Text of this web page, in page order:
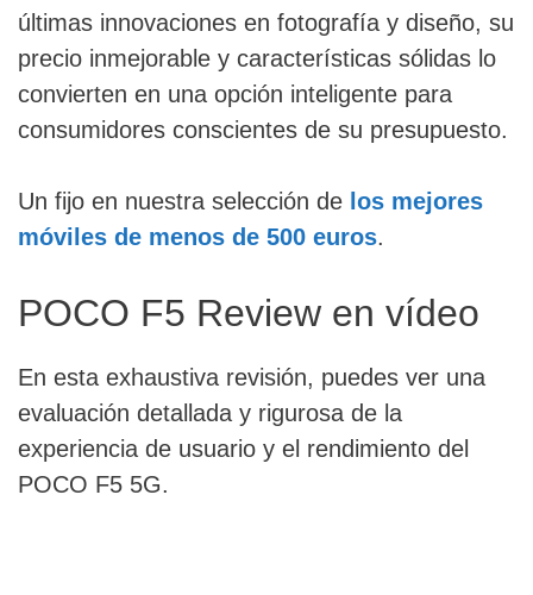
últimas innovaciones en fotografía y diseño, su
precio inmejorable y características sólidas lo
convierten en una opción inteligente para
consumidores conscientes de su presupuesto.
Un fijo en nuestra selección de los mejores
móviles de menos de 500 euros.
POCO F5 Review en vídeo
En esta exhaustiva revisión, puedes ver una
evaluación detallada y rigurosa de la
experiencia de usuario y el rendimiento del
POCO F5 5G.